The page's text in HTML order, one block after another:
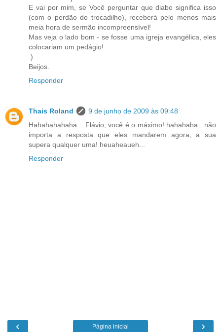
E vai por mim, se Você perguntar que diabo significa isso
(com o perdão do trocadilho), receberá pelo menos mais
meia hora de sermão incompreensível!
Mas veja o lado bom - se fosse uma igreja evangélica, eles
colocariam um pedágio!
:)
Beijos.
Responder
Thais Roland
9 de junho de 2009 às 09:48
Hahahahahaha... Flávio, você é o máximo! hahahaha.. não
importa a resposta que eles mandarem agora, a sua
supera qualquer uma! heuaheaueh...
Responder
‹ ›
Página inicial